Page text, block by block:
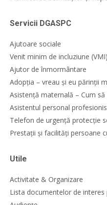
Servicii DGASPC
Ajutoare sociale
Venit minim de incluziune (VMI)
Ajutor de înmormântare
Adopția – vreau și eu părinții
Asistență maternală – Cum
Asistentul personal
Telefon de urgență protecție
Prestații și facilități persoane
Utile
Activitate & Organizare
Lista documentelor de interes